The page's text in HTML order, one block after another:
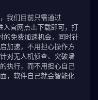
我们目前只需通过
入官网点击下载即可，打
的免费加速机会，同时针
加速，不用担心操作方
对无人机侦查、突破墙
执行，而不用担心自己
，软件自己就会智能化